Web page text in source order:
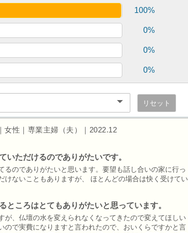
100%
0%
0%
0%
リセット
女性｜専業主婦（夫）｜2022.12
いただけるのでありがたいです。
のでありがたいと思います。要望も話し合いの家に行っ
けないこともありますが、 ほとんどの場合は快く受けてい
ところはとてもありがたいと思っています。
が、仏壇の水を変えられなくなってきたので変えてほしい
ので実費になりますと言われたので、おいくらですかと言